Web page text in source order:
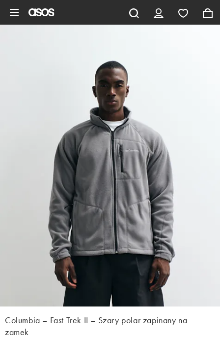
Columbia – Fast Trek II – Szary polar zapinany na
zamek